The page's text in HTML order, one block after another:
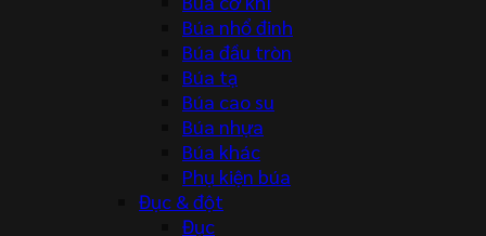
Búa nhổ đinh
Búa đầu tròn
Búa tạ
Búa cao su
Búa nhựa
Búa khác
Phụ kiện búa
Đục & đột
Đục